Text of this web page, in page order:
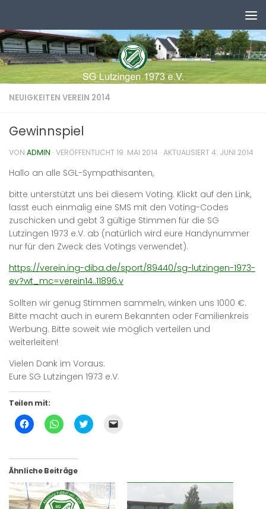
NEUIGKEITEN VEREIN 2014
Gewinnspiel
VON ADMIN · VERÖFFENTLICHT19. MAI 2014 · AKTUALISIERT4. JUNI 2014
Hallo an alle SGL-Sympathisanten,
bitte unterstützt uns bei diesem Voting. Klickt auf den Link,
lasst euch einmalig eine SMS mit den Voting-Codes
zuschicken und gebt 3 gültige Stimmen für die SG
Lutzingen 1973 e.V. ab (natürlich wird eure Handynummer
nur für den Zweck des Votings verwendet).
https://verein.ing-diba.de/sport/89440/sg-lutzingen-1973-
ev?wt_mc=verein14..11896.v
Sollten wir genug Stimmen sammeln, winken uns 1000 €.
Bitte macht auch in eurem Bekannten oder Familienkreis
Werbung. Bitte soweit wie möglich verteilen und
weiterleiten!
Vielen Dank im Voraus.
Eure SG Lutzingen 1973 e.V.
Teilen mit:
Klick,
um
teilen
(Wird
in
neuem
Fenster
geöffnet)
Klicken,
um
teilen
(Wird
in
neuem
Fenster
geöffnet)
Klick,
um
neuem
Fenster
geöffnet)
Mail
senden
Ähnliche Beiträge